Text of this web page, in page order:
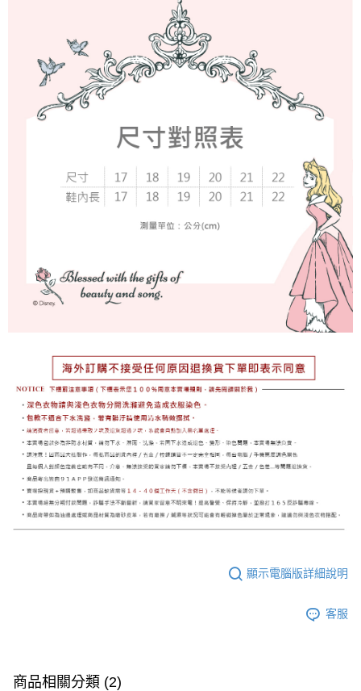
顯示電腦版詳細說明
客服
商品相關分類 (2)